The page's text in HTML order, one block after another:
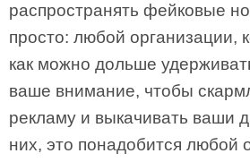
распространять фейковые
просто: любой организации,
как можно дольше
ваше внимание, чтобы
рекламу и выкачивать ваши
них, это понадобится любой